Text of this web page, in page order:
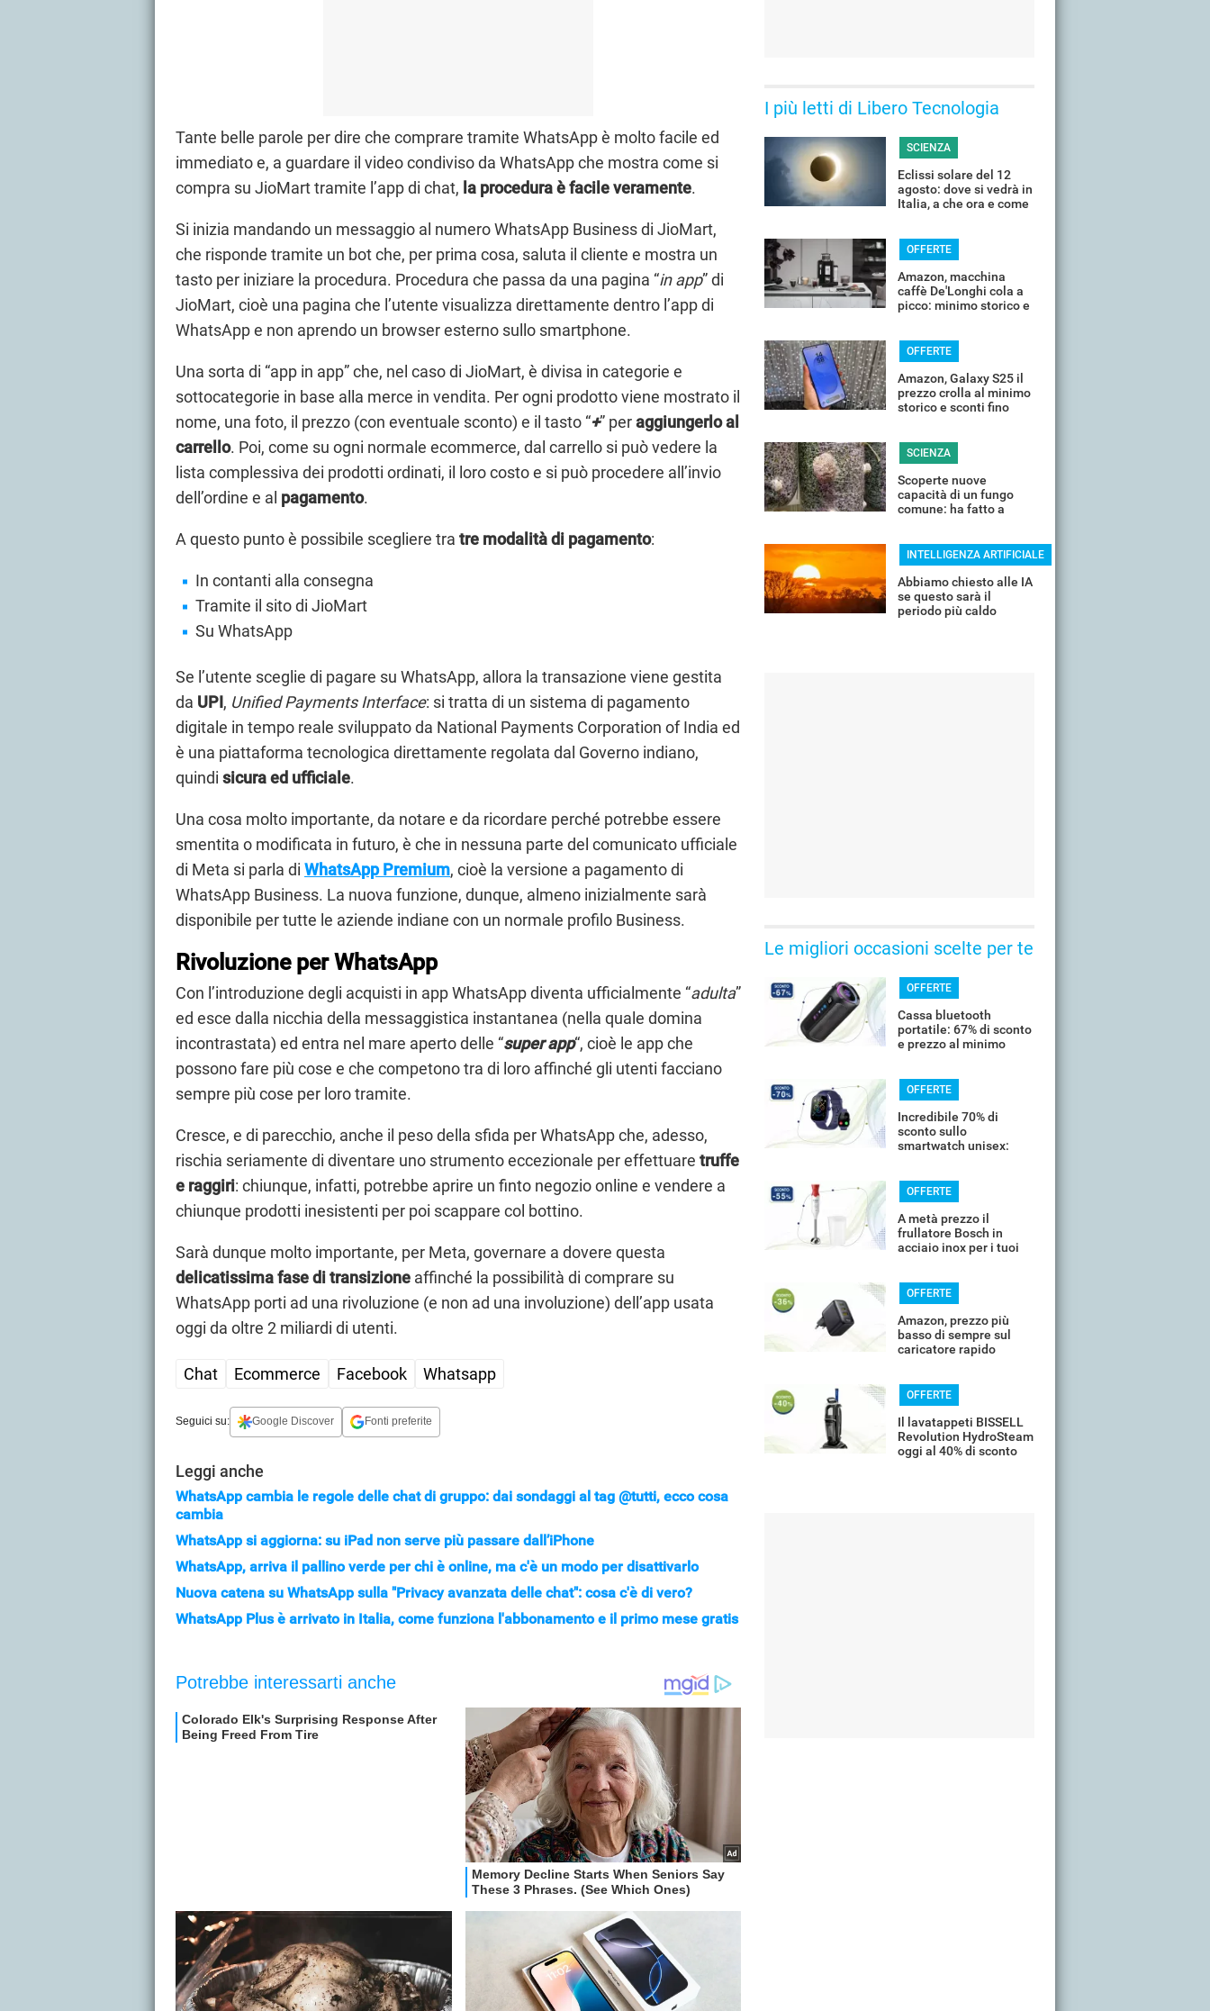
Tante belle parole per dire che comprare tramite WhatsApp è molto facile ed
immediato e, a guardare il video condiviso da WhatsApp che mostra come si
compra su JioMart tramite l’app di chat, la procedura è facile veramente.
Si inizia mandando un messaggio al numero WhatsApp Business di JioMart,
che risponde tramite un bot che, per prima cosa, saluta il cliente e mostra un
tasto per iniziare la procedura. Procedura che passa da una pagina “in app” di
JioMart, cioè una pagina che l’utente visualizza direttamente dentro l’app di
WhatsApp e non aprendo un browser esterno sullo smartphone.
Una sorta di “app in app” che, nel caso di JioMart, è divisa in categorie e
sottocategorie in base alla merce in vendita. Per ogni prodotto viene mostrato il
nome, una foto, il prezzo (con eventuale sconto) e il tasto “+” peraggiungerlo al
carrello. Poi, come su ogni normale ecommerce, dal carrello si può vedere la
lista complessiva dei prodotti ordinati, il loro costo e si può procedere all’invio
dell’ordine e al pagamento.
A questo punto è possibile scegliere tra tre modalità di pagamento:
In contanti alla consegna
Tramite il sito di JioMart
Su WhatsApp
Se l’utente sceglie di pagare su WhatsApp, allora la transazione viene gestita
da UPI, Unified Payments Interface: si tratta di un sistema di pagamento
digitale in tempo reale sviluppato da National Payments Corporation of India ed
è una piattaforma tecnologica direttamente regolata dal Governo indiano,
quindi sicura ed ufficiale.
Una cosa molto importante, da notare e da ricordare perché potrebbe essere
smentita o modificata in futuro, è che in nessuna parte del comunicato ufficiale
di Meta si parla di WhatsApp Premium, cioè la versione a pagamento di
WhatsApp Business. La nuova funzione, dunque, almeno inizialmente sarà
disponibile per tutte le aziende indiane con un normale profilo Business.
Rivoluzione per WhatsApp
Con l’introduzione degli acquisti in app WhatsApp diventa ufficialmente “adulta”
ed esce dalla nicchia della messaggistica instantanea (nella quale domina
incontrastata) ed entra nel mare aperto delle “super app“, cioè le app che
possono fare più cose e che competono tra di loro affinché gli utenti facciano
sempre più cose per loro tramite.
Cresce, e di parecchio, anche il peso della sfida per WhatsApp che, adesso,
rischia seriamente di diventare uno strumento eccezionale per effettuare truffe
e raggiri: chiunque, infatti, potrebbe aprire un finto negozio online e vendere a
chiunque prodotti inesistenti per poi scappare col bottino.
Sarà dunque molto importante, per Meta, governare a dovere questa
delicatissima fase di transizione affinché la possibilità di comprare su
WhatsApp porti ad una rivoluzione (e non ad una involuzione) dell’app usata
oggi da oltre 2 miliardi di utenti.
Chat Ecommerce Facebook Whatsapp
Seguici su: Google Discover Fonti preferite
Leggi anche
WhatsApp cambia le regole delle chat di gruppo: dai sondaggi al tag @tutti, ecco cosa
cambia
WhatsApp si aggiorna: su iPad non serve più passare dall’iPhone
WhatsApp, arriva il pallino verde per chi è online, ma c'è un modo per disattivarlo
Nuova catena su WhatsApp sulla "Privacy avanzata delle chat": cosa c'è di vero?
WhatsApp Plus è arrivato in Italia, come funziona l'abbonamento e il primo mese gratis
I più letti di Libero Tecnologia
SCIENZA
Eclissi solare del 12
agosto: dove si vedrà in
Italia, a che ora e come
OFFERTE
Amazon, macchina
caffè De'Longhi cola a
picco: minimo storico e
OFFERTE
Amazon, Galaxy S25 il
prezzo crolla al minimo
storico e sconti fino
SCIENZA
Scoperte nuove
capacità di un fungo
comune: ha fatto a
INTELLIGENZA ARTIFICIALE
Abbiamo chiesto alle IA
se questo sarà il
periodo più caldo
Le migliori occasioni scelte per te
OFFERTE
Cassa bluetooth
portatile: 67% di sconto
e prezzo al minimo
OFFERTE
Incredibile 70% di
sconto sullo
smartwatch unisex:
OFFERTE
A metà prezzo il
frullatore Bosch in
acciaio inox per i tuoi
OFFERTE
Amazon, prezzo più
basso di sempre sul
caricatore rapido
OFFERTE
Il lavatappeti BISSELL
Revolution HydroSteam
oggi al 40% di sconto